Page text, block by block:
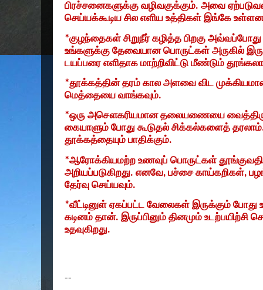
பிரச்சனைகளுக்கு வழிவகுக்கும். அவை
செய்யக்கூடிய சில எளிய உத்திகள் இங்கே
*குழந்தைகள் சிறுநீர் கழித்த பிறகு
உங்களுக்கு தேவையான பொருட்கள் அருகில்
டயப்பரை எளிதாக மாற்றிவிட்டு மீண்டும்
*தூக்கத்தின் தரம் கால அளவை விட
மெத்தையை வாங்கவும்.
*ஒரு அசௌகரியமான தலையணையை
கையாளும் போது கூடுதல் சிக்கல்களைத்
தூக்கத்தையும் பாதிக்கும்.
*ஆரோக்கியமற்ற உணவுப் பொருட்கள்
அறியப்படுகிறது. எனவே, பச்சை காய்கறிகள்,
தேர்வு செய்யவும்.
*வீட்டினுள் ஏகப்பட்ட வேலைகள் இருக்கும் போது
கடினம் தான். இருப்பினும் தினமும் உடற்பயிற்சி
உதவுகிறது.
--